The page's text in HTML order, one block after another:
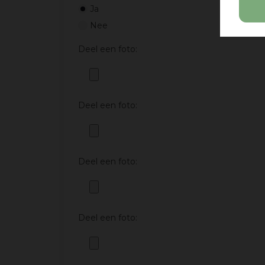
Ja
Nee
Deel een foto:
Deel een foto:
Deel een foto:
Deel een foto: